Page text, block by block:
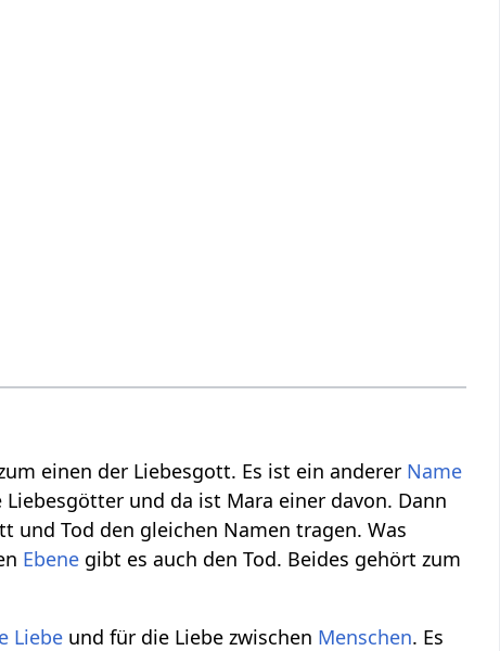
einen der Liebesgott. Es ist ein anderer Name
und da ist Mara einer davon. Dann
und Tod den gleichen Namen tragen. Was
Ebene gibt es auch den Tod. Beides gehört zum
Liebe und für die Liebe zwischen Menschen. Es